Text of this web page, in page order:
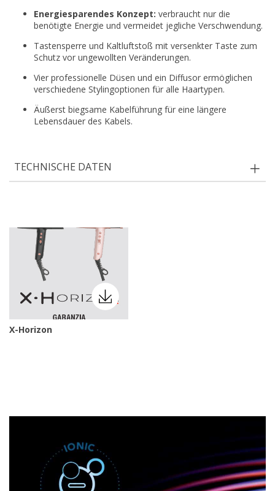
Energiesparendes Konzept: verbraucht nur die
benötigte Energie und vermeidet jegliche Verschwendung.
Tastensperre und Kaltluftstoß mit versenkter Taste zum
Schutz vor ungewollten Veränderungen.
Vier professionelle Düsen und ein Diffusor ermöglichen
verschiedene Stylingoptionen für alle Haartypen.
Äußerst biegsame Kabelführung für eine längere
Lebensdauer des Kabels.
TECHNISCHE DATEN
X-Horizon